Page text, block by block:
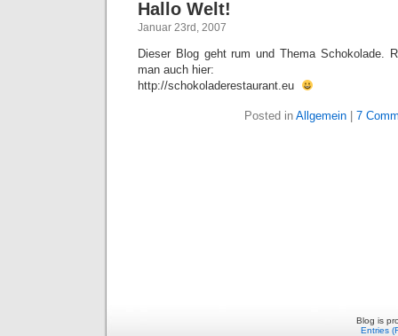
Hallo Welt!
Januar 23rd, 2007
Dieser Blog geht rum und Thema Schokolade.
man auch hier:
http://schokoladerestaurant.eu
Posted in Allgemein| 7
Blog is
Entries